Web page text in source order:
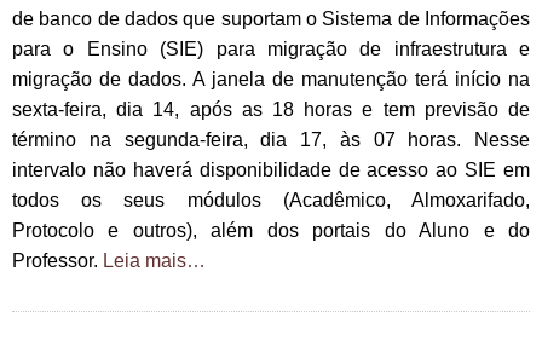
de banco de dados que suportam o Sistema de Informações
para o Ensino (SIE) para migração de infraestrutura e
migração de dados. A janela de manutenção terá início na
sexta-feira, dia 14, após as 18 horas e tem previsão de
término na segunda-feira, dia 17, às 07 horas. Nesse
intervalo não haverá disponibilidade de acesso ao SIE em
todos os seus módulos (Acadêmico, Almoxarifado,
Protocolo e outros), além dos portais do Aluno e do
Professor. Leia mais…